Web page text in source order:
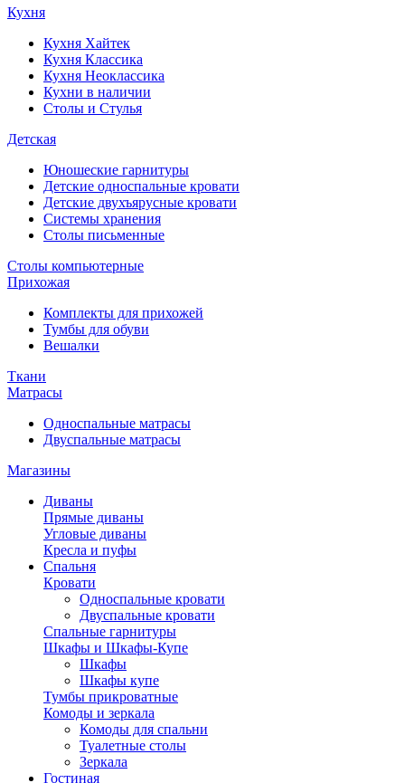
Кухня
Кухня Хайтек
Кухня Классика
Кухня Неоклассика
Кухни в наличии
Столы и Стулья
Детская
Юношеские гарнитуры
Детские односпальные кровати
Детские двухъярусные кровати
Системы хранения
Столы письменные
Столы компьютерные
Прихожая
Комплекты для прихожей
Тумбы для обуви
Вешалки
Ткани
Матрасы
Односпальные матрасы
Двуспальные матрасы
Магазины
Диваны
Прямые диваны
Угловые диваны
Кресла и пуфы
Спальня
Кровати
Односпальные кровати
Двуспальные кровати
Спальные гарнитуры
Шкафы и Шкафы-Купе
Шкафы
Шкафы купе
Тумбы прикроватные
Комоды и зеркала
Комоды для спальни
Туалетные столы
Зеркала
Гостиная